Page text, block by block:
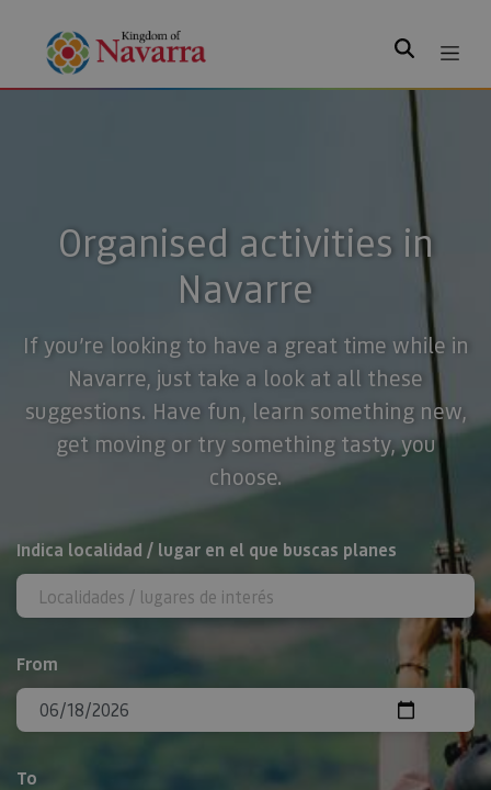
Search
Organised activities in
Navarre
If you’re looking to have a great time while in
Navarre, just take a look at all these
suggestions. Have fun, learn something new,
get moving or try something tasty, you
choose.
Search
Indica localidad / lugar en el que buscas planes
From
To